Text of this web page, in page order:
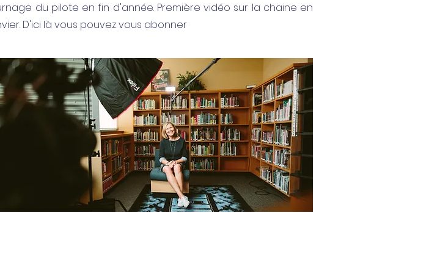
du pilote en fin d'année. Première vidéo sur la chaine en
D'ici là vous pouvez vous abonner